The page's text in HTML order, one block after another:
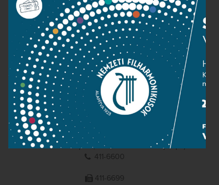
Adatvédelem
Impresszum
NEMZETI
FILHARMONIKUSOK
1095 Budapest, Komor Marcell u. 1. (Müpa)
411-6600
411-6699